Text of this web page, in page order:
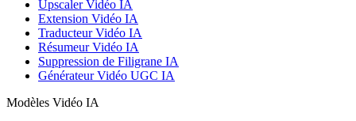
Upscaler Vidéo IA
Extension Vidéo IA
Traducteur Vidéo IA
Résumeur Vidéo IA
Suppression de Filigrane IA
Générateur Vidéo UGC IA
Modèles Vidéo IA